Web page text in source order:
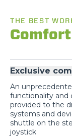
THE BEST
Comfort
Exclusive
An
functionality and
provided to the
systems and
shuttle on the
joystick